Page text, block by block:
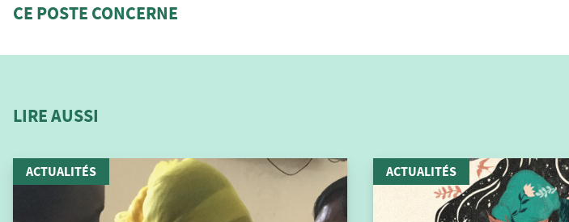
CE POSTE CONCERNE
LIRE AUSSI
ACTUALITÉS ACTUALITÉS